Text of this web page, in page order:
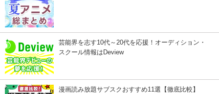
芸能界を志す10代～20代を応援！オーディション・
スクール情報はDeview
漫画読み放題サブスクおすすめ11選【徹底比較】